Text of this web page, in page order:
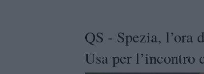
QS - Spezia,
Usa per l’incontro